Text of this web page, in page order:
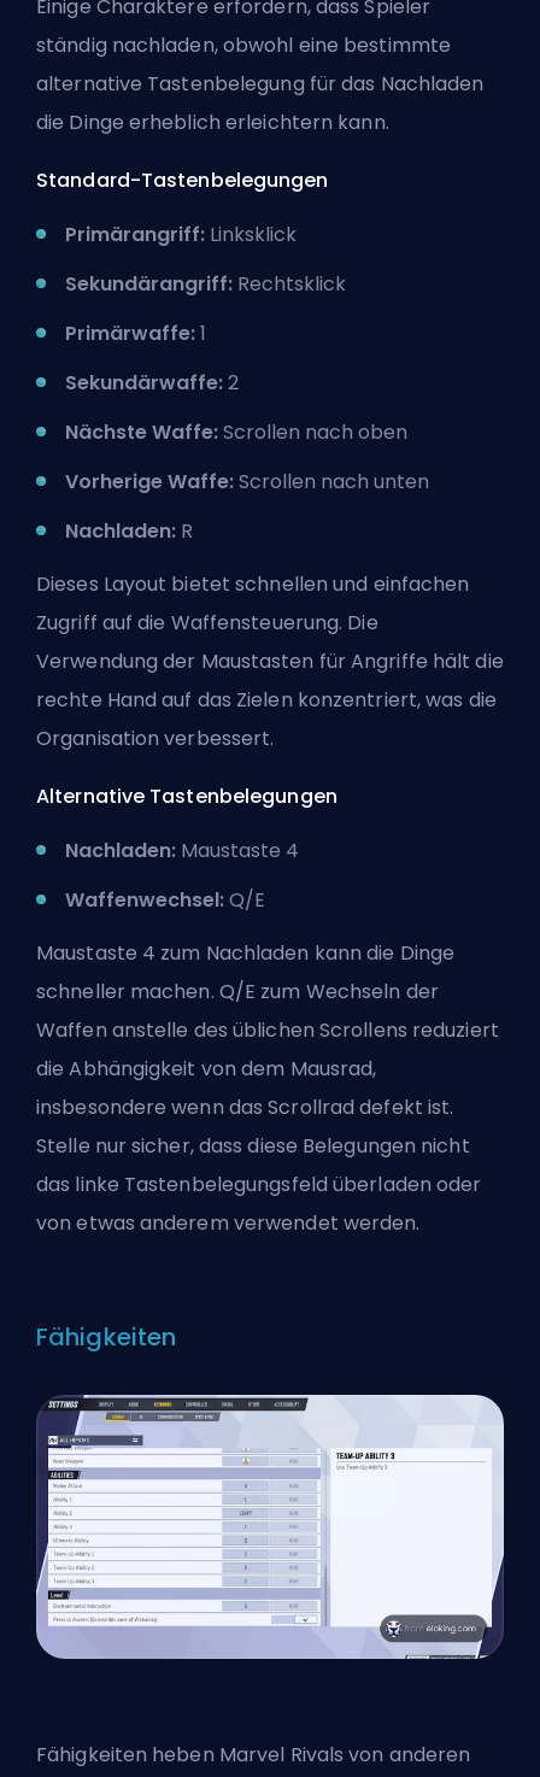
Einige Charaktere erfordern, dass Spieler
ständig nachladen, obwohl eine bestimmte
alternative Tastenbelegung für das Nachladen
die Dinge erheblich erleichtern kann.
Standard-Tastenbelegungen
Primärangriff: Linksklick
Sekundärangriff: Rechtsklick
Primärwaffe:1
Sekundärwaffe:2
Nächste Waffe:Scrollen nach oben
Vorherige Waffe:Scrollen nach unten
Nachladen: R
Dieses Layout bietet schnellen und einfachen
Zugriff auf die Waffensteuerung. Die
Verwendung der Maustasten für Angriffe hält die
rechte Hand auf das Zielen konzentriert, was die
Organisation verbessert.
Alternative Tastenbelegungen
Nachladen: Maustaste 4
Waffenwechsel:Q/E
Maustaste 4 zum Nachladen kann die Dinge
schneller machen. Q/E zum Wechseln der
Waffen anstelle des üblichen Scrollens reduziert
die Abhängigkeit von dem Mausrad,
insbesondere wenn das Scrollrad defekt ist.
Stelle nur sicher, dass diese Belegungen nicht
das linke Tastenbelegungsfeld überladen oder
von etwas anderem verwendet werden.
Fähigkeiten
Fähigkeiten heben Marvel Rivals von anderen